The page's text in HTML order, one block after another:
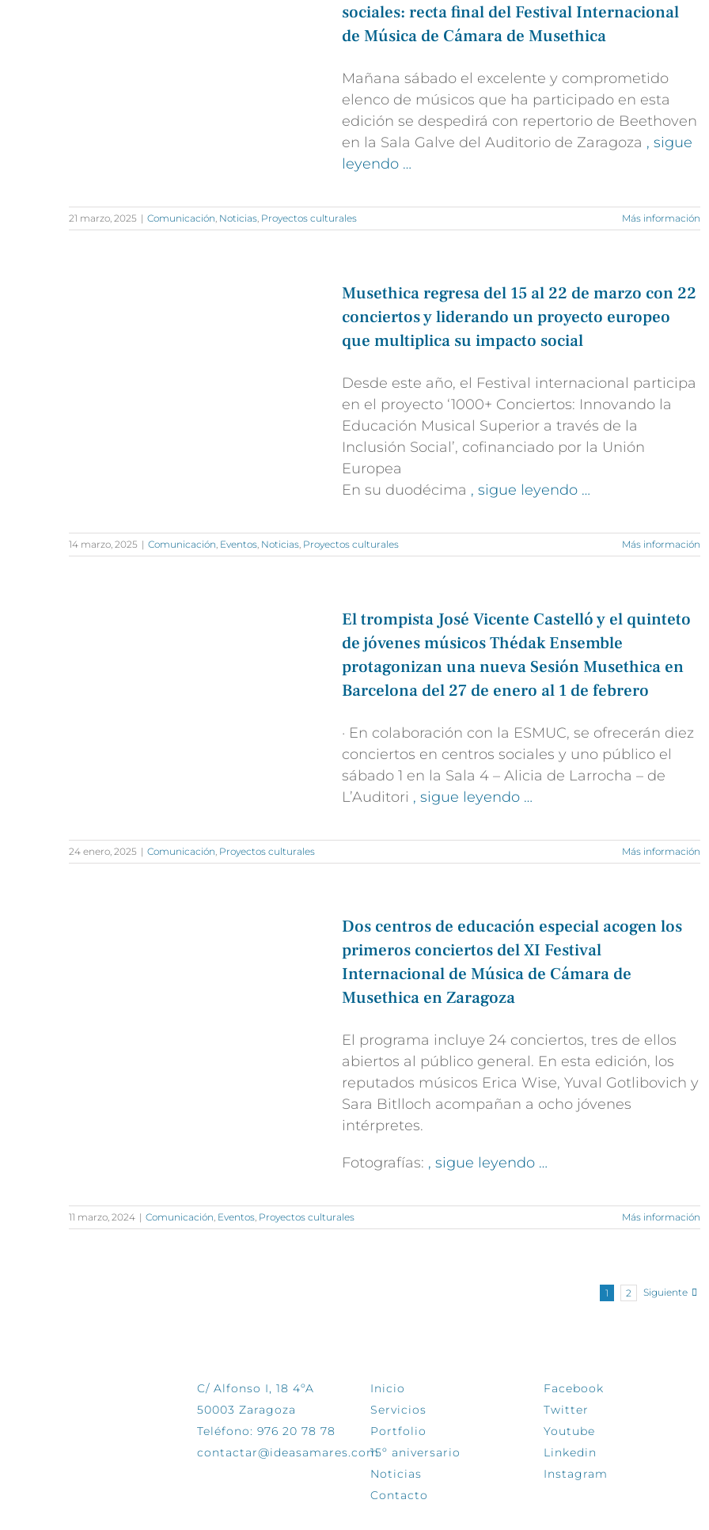
sociales: recta final del Festival Internacional
de Música de Cámara de Musethica
Mañana sábado el excelente y comprometido
elenco de músicos que ha participado en esta
edición se despedirá con repertorio de Beethoven
en la Sala Galve del Auditorio de Zaragoza , sigue
leyendo …
21 marzo, 2025 | Comunicación, Noticias, Proyectos culturales Más información
Musethica regresa del 15 al 22 de marzo con 22
conciertos y liderando un proyecto europeo
que multiplica su impacto social
Desde este año, el Festival internacional participa
en el proyecto ‘1000+ Conciertos: Innovando la
Educación Musical Superior a través de la
Inclusión Social’, cofinanciado por la Unión
Europea
En su duodécima , sigue leyendo …
14 marzo, 2025 | Comunicación, Eventos, Noticias, Proyectos culturales Más información
El trompista José Vicente Castelló y el quinteto
de jóvenes músicos Thédak Ensemble
protagonizan una nueva Sesión Musethica en
Barcelona del 27 de enero al 1 de febrero
· En colaboración con la ESMUC, se ofrecerán diez
conciertos en centros sociales y uno público el
sábado 1 en la Sala 4 – Alicia de Larrocha – de
L’Auditori , sigue leyendo …
24 enero, 2025 | Comunicación, Proyectos culturales Más información
Dos centros de educación especial acogen los
primeros conciertos del XI Festival
Internacional de Música de Cámara de
Musethica en Zaragoza
El programa incluye 24 conciertos, tres de ellos
abiertos al público general. En esta edición, los
reputados músicos Erica Wise, Yuval Gotlibovich y
Sara Bitlloch acompañan a ocho jóvenes
intérpretes.
Fotografías: , sigue leyendo …
11 marzo, 2024 | Comunicación, Eventos, Proyectos culturales Más información
1 2 Siguiente
C/ Alfonso I, 18 4ºA
50003 Zaragoza
Teléfono: 976 20 78 78
contactar@ideasamares.com
Inicio
Servicios
Portfolio
15º aniversario
Noticias
Contacto
Facebook
Twitter
Youtube
Linkedin
Instagram